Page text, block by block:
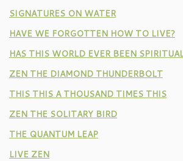
SIGNATURES ON WATER
HAVE WE FORGOTTEN HOW TO LIVE?
HAS THIS WORLD EVER BEEN
ZEN THE DIAMOND THUNDERBOLT
THIS THIS A THOUSAND TIMES THIS
ZEN THE SOLITARY BIRD
THE QUANTUM LEAP
LIVE ZEN